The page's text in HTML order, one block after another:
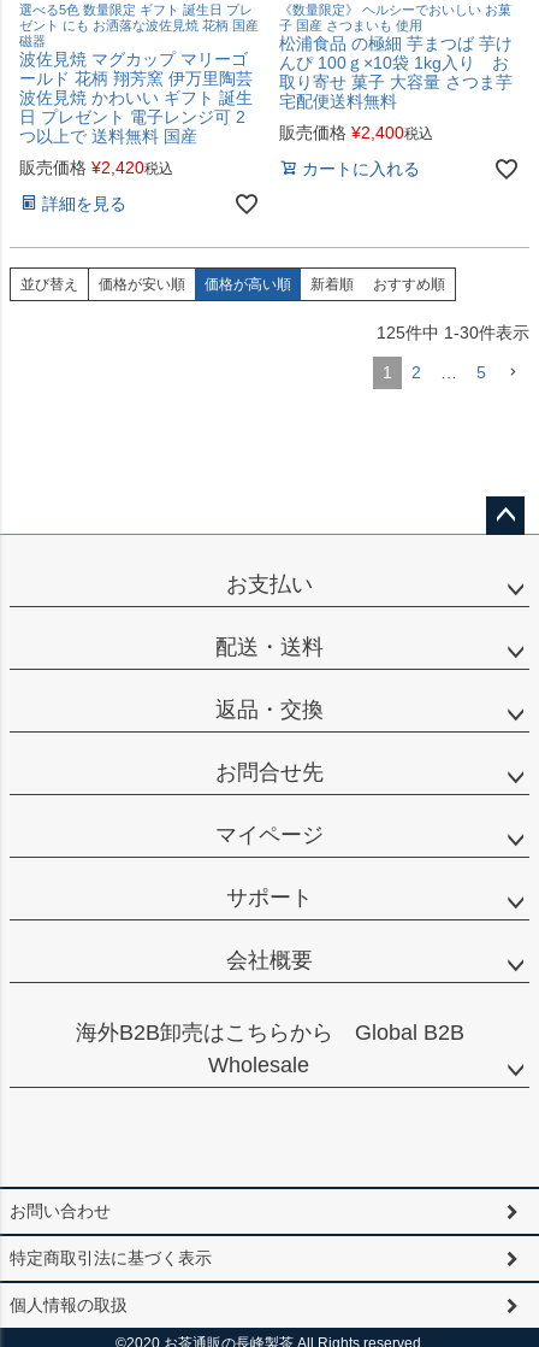
選べる5色 数量限定 ギフト 誕生日 プレ
ゼント にも お洒落な波佐見焼 花柄 国産
磁器
波佐見焼 マグカップ マリーゴ
ールド 花柄 翔芳窯 伊万里陶芸
波佐見焼 かわいい ギフト 誕生
日 プレゼント 電子レンジ可 2
つ以上で 送料無料 国産
販売価格 ¥2,420税込
詳細を見る
《数量限定》 ヘルシーでおいしい お菓
子 国産 さつまいも 使用
松浦食品 の極細 芋まつば 芋け
んぴ 100ｇ×10袋 1kg入り お
取り寄せ 菓子 大容量 さつま芋
宅配便送料無料
販売価格 ¥2,400税込
カートに入れる
並び替え 価格が安い順 価格が高い順 新着順 おすすめ順
125件中 1-30件表示
1 2 5
ップ
お支払い
配送・送料
返品・交換
お問合せ先
マイページ
サポート
会社概要
海外B2B卸売はこちらから Global B2B
Wholesale
お問い合わせ
特定商取引法に基づく表示
個人情報の取扱